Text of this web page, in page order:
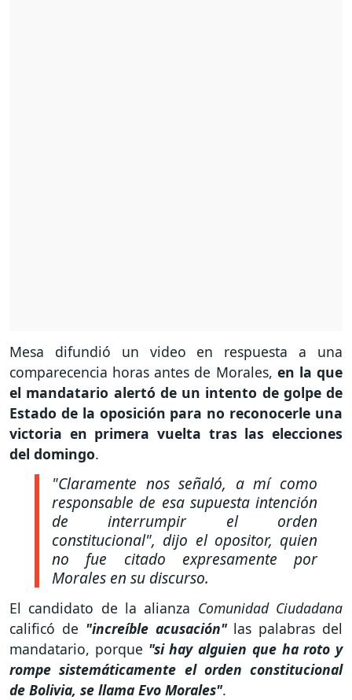
Mesa difundió un video en respuesta a una
comparecencia horas antes de Morales, en la que
el mandatario alertó de un intento de golpe de
Estado de la oposición para no reconocerle una
victoria en primera vuelta tras las elecciones
del domingo.
"Claramente nos señaló, a mí como
responsable de esa supuesta intención
de interrumpir el orden
constitucional", dijo el opositor, quien
no fue citado expresamente por
Morales en su discurso.
El candidato de la alianza Comunidad Ciudadana
calificó de "increíble acusación"las palabras del
mandatario, porque "si hay alguien que ha roto y
rompe sistemáticamente el orden constitucional
de Bolivia, se llama Evo Morales".